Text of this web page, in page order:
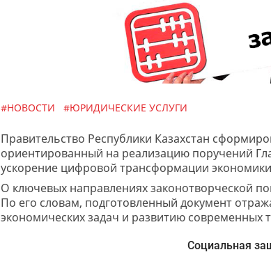
#НОВОСТИ #ЮРИДИЧЕСКИЕ УСЛУГИ
Правительство Республики Казахстан
ориентированный на реализацию поручений
ускорение цифровой трансформации
О ключевых направлениях законотворческой
По его словам, подготовленный документ
экономических задач и развитию современных
Социальная